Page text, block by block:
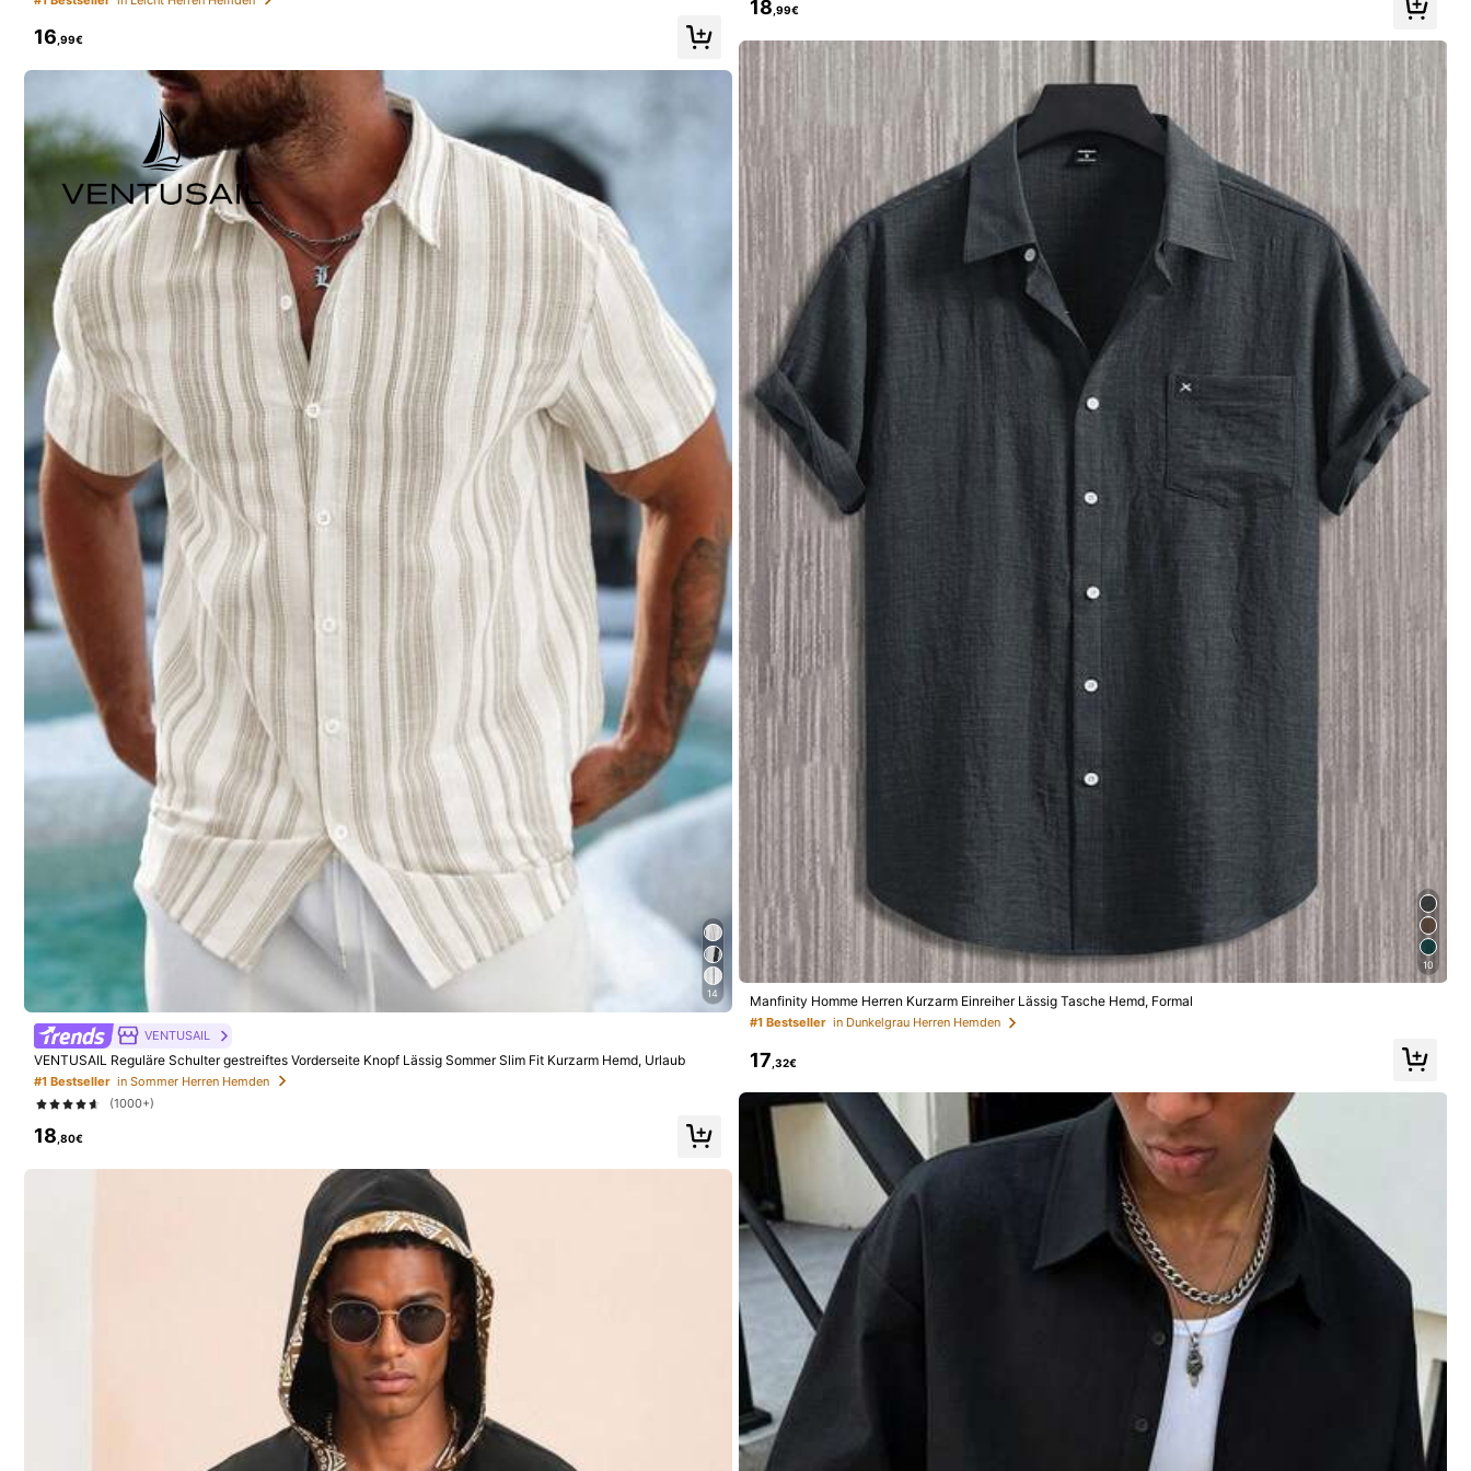
187K Follower
4,83
187K Follower
4,83
4,83
187K Follower
4,83
187K Follower
4,83
187K Follower
130K Erneut kaufen 25% Anstieg der Follower
Dieser Laden wurde als「Trendgeschäft」 ausgewählt
Folgen Alle Artikel
14 ,95€
Könnte Dir Auch Gefallen
Empfehlungen Schmuck & Uhren Sport & Outdoor
16 ,99€
14
VENTUSAIL
VENTUSAIL Reguläre Schulter gestreiftes Vorderseite Knopf Lässig Sommer Slim Fit Kurzarm Hemd, Urlaub
#1 Bestseller in Sommer Herren Hemden
(1000+)
18 ,80€
18 ,99€
10
Manfinity Homme Herren Kurzarm Einreiher Lässig Tasche Hemd, Formal
#1 Bestseller in Dunkelgrau Herren Hemden
17 ,32€